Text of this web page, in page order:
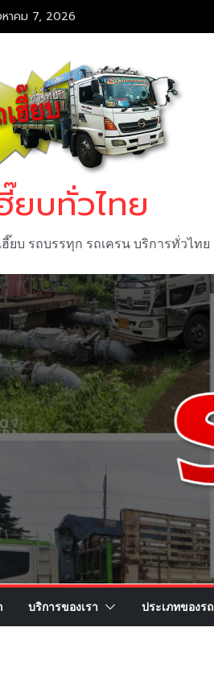
าคม 7, 2026
ยบทั่วไทย
ฮี๊ยบ รถบรรทุก รถเครน บริการทั่วไทย
บริการของเรา ประเภทของรถ